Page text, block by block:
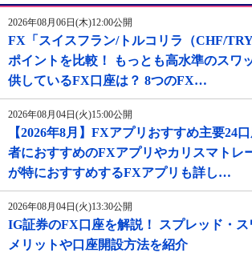
2026年08月06日(木)12:00公開
FX「スイスフラン/トルコリラ（CHF/
ポイントを比較！ もっとも高水準のスワ
供しているFX口座は？ 8つのFX…
2026年08月04日(火)15:00公開
【2026年8月】FXアプリおすすめ主要24
者におすすめのFXアプリやカリスマトレ
が特におすすめするFXアプリも詳し…
2026年08月04日(火)13:30公開
IG証券のFX口座を解説！ スプレッド・ス
メリットや口座開設方法を紹介